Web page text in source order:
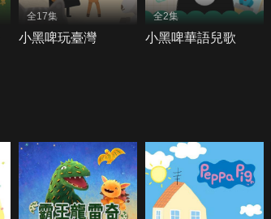
全17集
小黑啤玩臺灣
全2集
小黑啤華語兒歌